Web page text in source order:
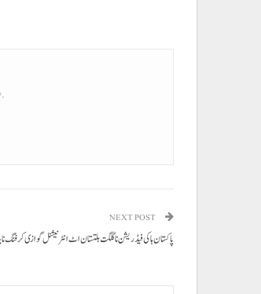
NEXT POST
پاکستان ہاکی فیڈریشن نا گلگت بلتستان اٹ انٹرنیشنل گوازی کرفنگ